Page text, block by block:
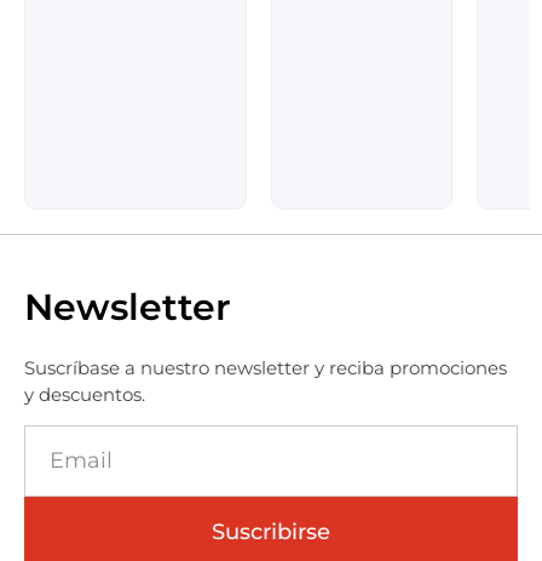
Newsletter
Suscríbase a nuestro newsletter y reciba promociones
y descuentos.
Suscribirse